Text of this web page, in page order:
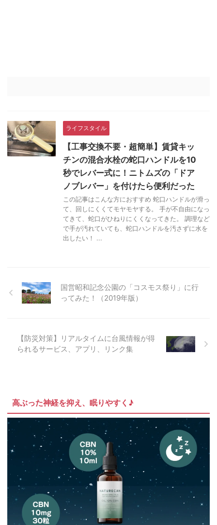
ライフスタイル
【工事交換不要・超簡単】賃貸キッ
チンの混合水栓の蛇口ハンドルを10
秒でレバー式に！ニトムズの「ドア
ノブレバー」を付けたら便利だった
この記事はこんな方におすすめ 蛇口ハンドルが滑っ
て、回しにくくてモヤモヤする。 手が不自由になっ
てきて、蛇口がひねりにくくなってきた。 調理など
で手が汚れていても、蛇口ハンドルを汚さずに水を
出したい！ ...
国営昭和記念公園の「コスモス祭り」に行
ってみた！（2019年版）
【防災対策】リアルタイムに台風情報が得
られるサービス、アプリ、リンク集
高ぶった神経を抑え、眠りやすく♪